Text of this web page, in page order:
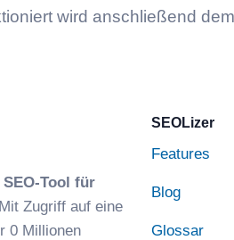
wird anschließend
Tool für
Mit Zugriff auf eine
0 Millionen
SEOLizer
Features
Blog
Glossar